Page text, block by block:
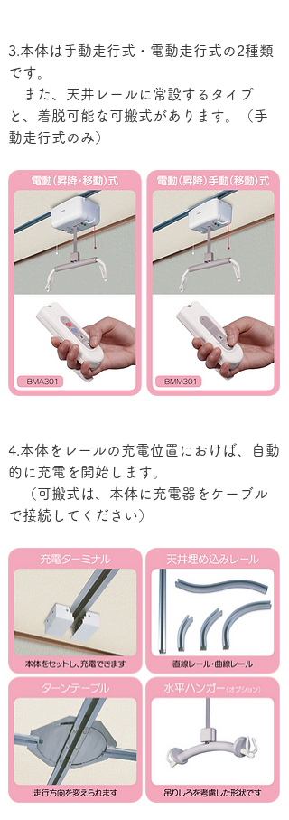
3.本体は手動走行式・電動走行式の2種類
です。
また、天井レールに常設するタイプ
と、着脱可能な可搬式があります。（手
動走行式のみ）
4.本体をレールの充電位置におけば、自動
的に充電を開始します。
（可搬式は、本体に充電器をケーブル
で接続してください）